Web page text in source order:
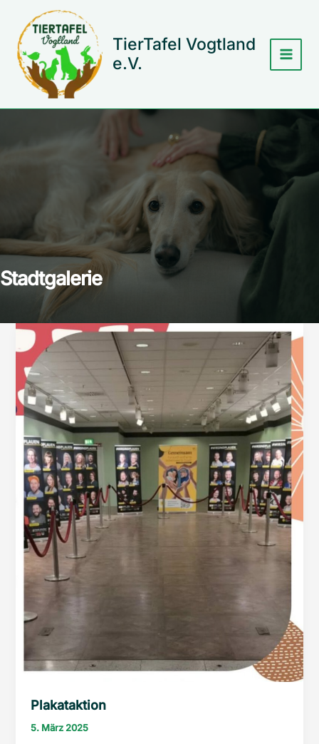
springen
TierTafel Vogtland
e.V.
Stadtgalerie
Plakataktion
5. März 2025